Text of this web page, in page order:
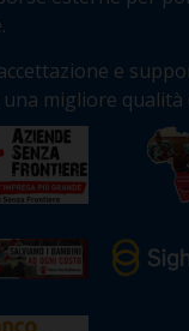
e
migliore qualità